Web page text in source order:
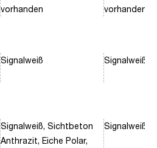
vorhanden
Signalweiß
Signalweiß, Sichtbeton
Anthrazit, Eiche Polar,
vorhanden
Signalweiß,
Signalweiß,